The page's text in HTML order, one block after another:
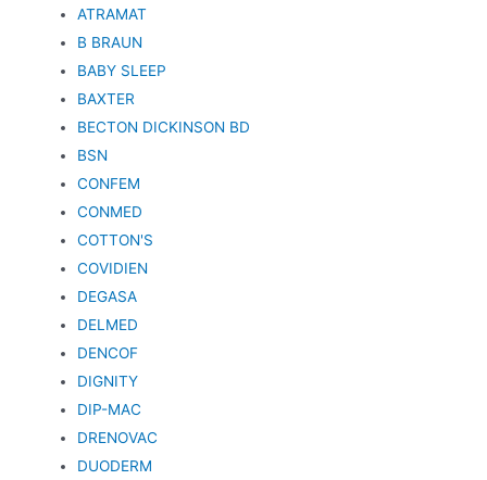
ATRAMAT
B BRAUN
BABY SLEEP
BAXTER
BECTON DICKINSON BD
BSN
CONFEM
CONMED
COTTON'S
COVIDIEN
DEGASA
DELMED
DENCOF
DIGNITY
DIP-MAC
DRENOVAC
DUODERM